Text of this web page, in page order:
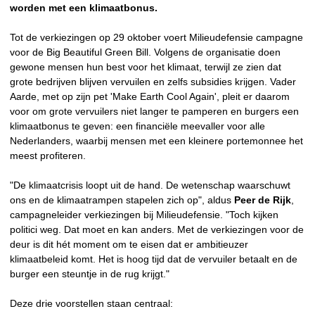
worden met een klimaatbonus.
Tot de verkiezingen op 29 oktober voert Milieudefensie campagne
voor de Big Beautiful Green Bill. Volgens de organisatie doen
gewone mensen hun best voor het klimaat, terwijl ze zien dat
grote bedrijven blijven vervuilen en zelfs subsidies krijgen. Vader
Aarde, met op zijn pet 'Make Earth Cool Again', pleit er daarom
voor om grote vervuilers niet langer te pamperen en burgers een
klimaatbonus te geven: een financiële meevaller voor alle
Nederlanders, waarbij mensen met een kleinere portemonnee het
meest profiteren.
"De klimaatcrisis loopt uit de hand. De wetenschap waarschuwt
ons en de klimaatrampen stapelen zich op", aldus Peer de Rijk
campagneleider verkiezingen bij Milieudefensie. "Toch kijken
politici weg. Dat moet en kan anders. Met de verkiezingen voor de
deur is dit hét moment om te eisen dat er ambitieuzer
klimaatbeleid komt. Het is hoog tijd dat de vervuiler betaalt en de
burger een steuntje in de rug krijgt."
Deze drie voorstellen staan centraal: